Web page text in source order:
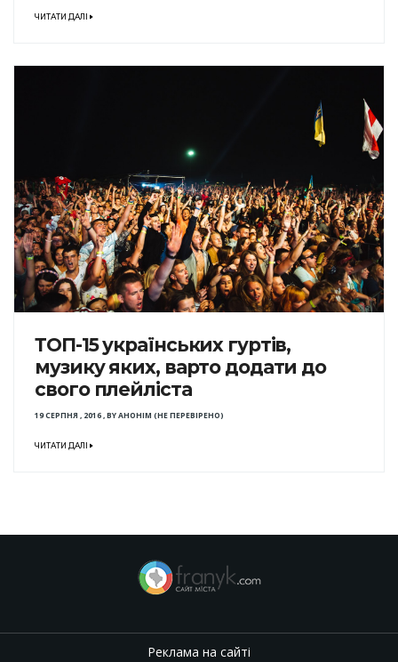
ЧИТАТИ ДАЛІ
ТОП-15 українських гуртів,
музику яких, варто додати до
свого плейліста
19 СЕРПНЯ , 2016,BYАНОНІМ (НЕ ПЕРЕВІРЕНО)
ЧИТАТИ ДАЛІ
Реклама на сайті